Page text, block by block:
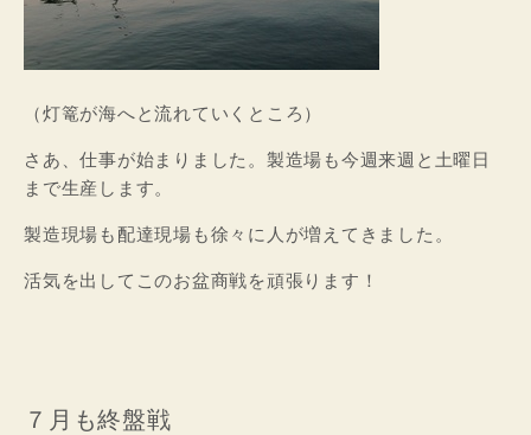
（灯篭が海へと流れていくところ）
さあ、仕事が始まりました。製造場も今週来週と土曜日
まで生産します。
製造現場も配達現場も徐々に人が増えてきました。
活気を出してこのお盆商戦を頑張ります！
７月も終盤戦